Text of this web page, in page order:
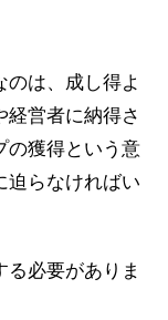
のは、成し得よ
経営者に納得さ
の獲得という意
迫らなければい
る必要がありま